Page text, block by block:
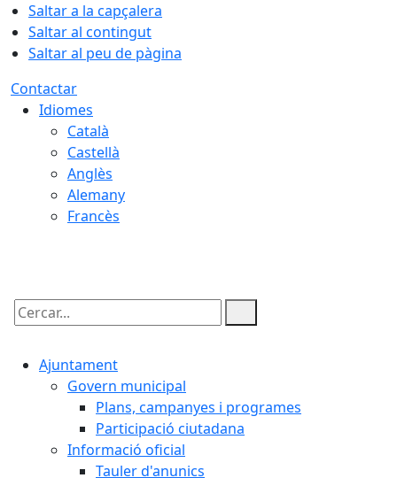
Saltar a la capçalera
Saltar al contingut
Saltar al peu de pàgina
Contactar
Idiomes
Català
Castellà
Anglès
Alemany
Francès
Cercar:
Ajuntament
Govern municipal
Plans, campanyes i programes
Participació ciutadana
Informació oficial
Tauler d'anunics